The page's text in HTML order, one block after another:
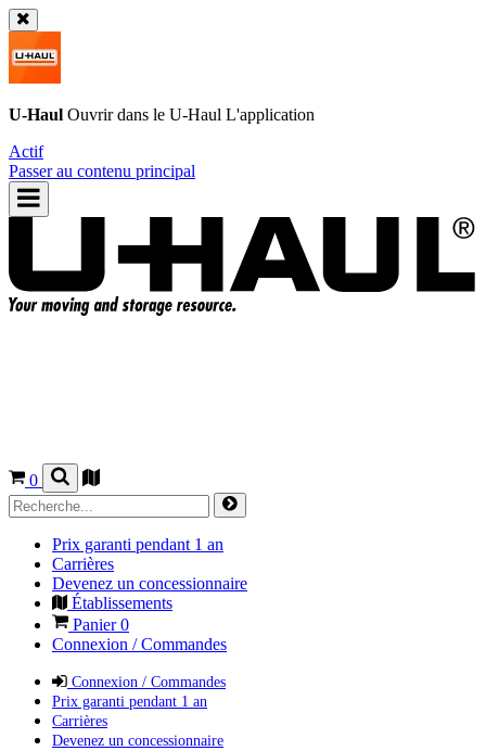
U-Haul Ouvrir dans le U-Haul L'application
Actif
Passer au contenu principal
0
Prix garanti pendant 1 an
Carrières
Devenez un concessionnaire
Établissements
Panier0
Connexion / Commandes
Connexion / Commandes
Prix garanti pendant 1 an
Carrières
Devenez un concessionnaire